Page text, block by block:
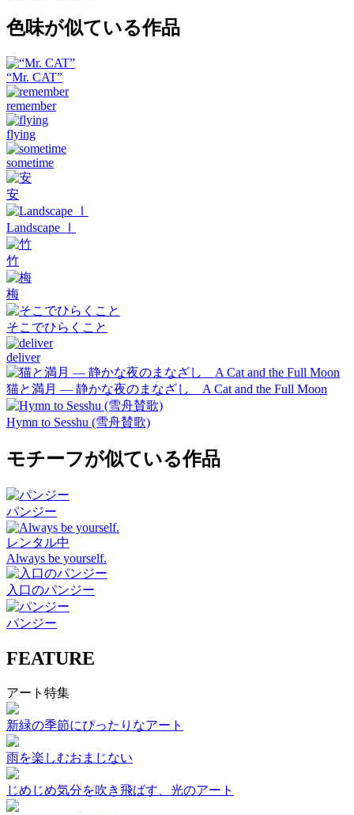
色味が似ている作品
“Mr. CAT”
remember
flying
sometime
安
Landscape Ⅰ
竹
梅
そこでひらくこと
deliver
猫と満月 — 静かな夜のまなざし A Cat and the Full Moon
Hymn to Sesshu (雪舟賛歌)
モチーフが似ている作品
パンジー
レンタル中
Always be yourself.
入口のパンジー
パンジー
FEATURE
アート特集
新緑の季節にぴったりなアート
雨を楽しむおまじない
じめじめ気分を吹き飛ばす、光のアート